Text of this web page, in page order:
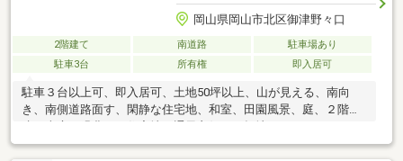
岡山県岡山市北区御津野々口
2階建て 南道路
駐車場あり
駐車3台
所有権 即入居可
駐車３台以上可、即入居可、土地50坪以上、山が見える、南向
き、南側道路面す、閑静な住宅地、和室、田園風景、庭、２階
建、南庭、緑豊かな住宅地、通風良好、平坦地